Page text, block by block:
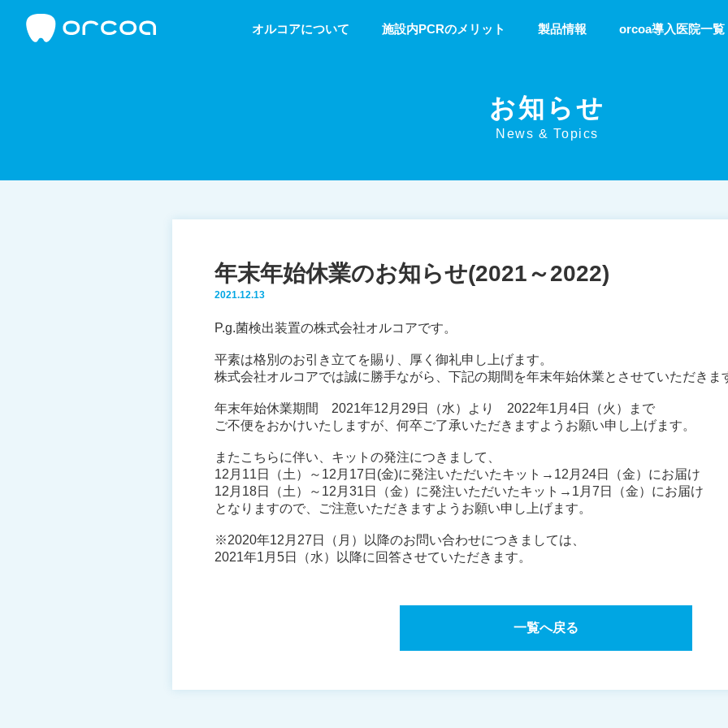
オルコアについて 施設内PCRのメリット 製品情報 orcoa導入医院一覧
お知らせ
News & Topics
年末年始休業のお知らせ(2021～2022)
2021.12.13
P.g.菌検出装置の株式会社オルコアです。
平素は格別のお引き立てを賜り、厚く御礼申し上げます。
株式会社オルコアでは誠に勝手ながら、下記の期間を年末年始休業とさせていただきま
年末年始休業期間 2021年12月29日（水）より 2022年1月4日（火）まで
ご不便をおかけいたしますが、何卒ご了承いただきますようお願い申し上げます。
またこちらに伴い、キットの発注につきまして、
12月11日（土）～12月17日(金)に発注いただいたキット→12月24日（金）にお届け
12月18日（土）～12月31日（金）に発注いただいたキット→1月7日（金）にお届け
となりますので、ご注意いただきますようお願い申し上げます。
※2020年12月27日（月）以降のお問い合わせにつきましては、
2021年1月5日（水）以降に回答させていただきます。
一覧へ戻る